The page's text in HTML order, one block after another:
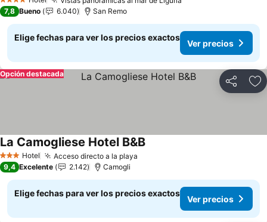
4 Estrellas
7,8 Bueno 6.040 San Remo
Elige fechas para ver los precios exactos
Ver precios
Compartir
Opción destacada
3 Estrellas
Hotel Acceso directo a la playa
La Camogliese Hotel B&B
9,4 Excelente 2.142 Camogli
Elige fechas para ver los precios exactos
Ver precios